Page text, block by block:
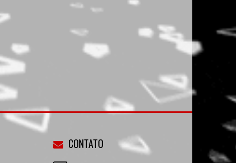
CONTATO